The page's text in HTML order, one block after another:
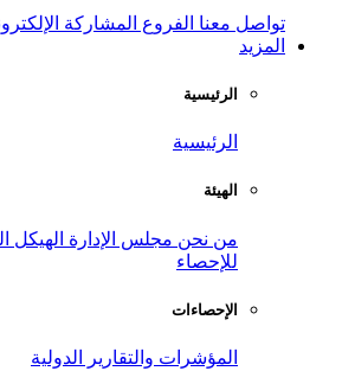
تواصل معنا الفروع المشاركة
المزيد
الرئيسية
الرئيسية
الهيئة
من نحن مجلس الإدارة الهيكل
للإحصاء
الإحصاءات
المؤشرات والتقارير الدولية